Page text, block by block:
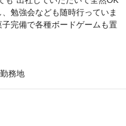
勉強会なども随時行っていま
完備で各種ボードゲームも置
務地